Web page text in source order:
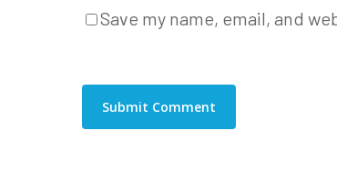
Save my name, email, and